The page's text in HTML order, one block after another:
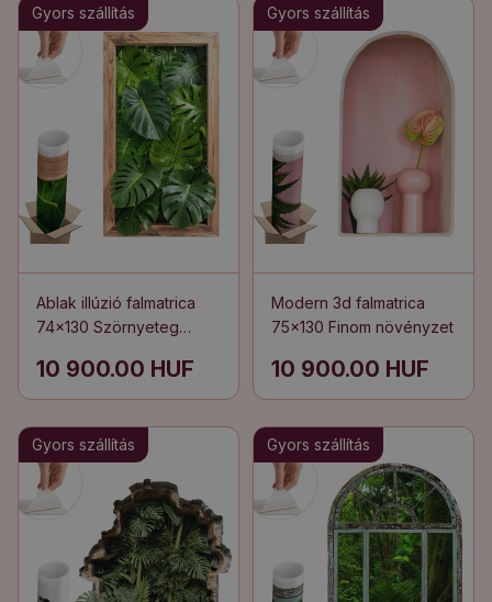
Gyors szállítás
Ablak illúzió falmatrica
74x130 Szörnyeteg
10 900.00 HUF
Gyors szállítás
Modern 3d falmatrica
75x130 Finom növényzet
10 900.00 HUF
Gyors szállítás Gyors szállítás